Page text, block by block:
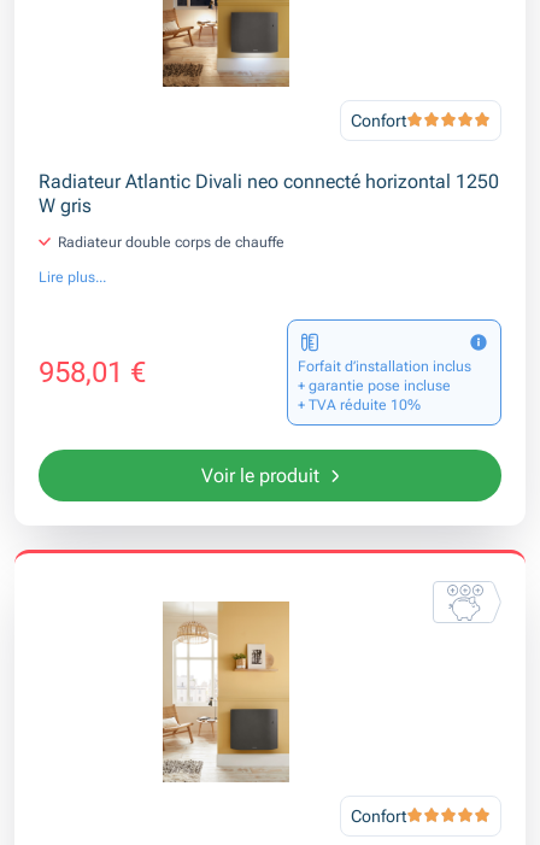
Confort
Radiateur Atlantic Divali neo connecté horizontal 1250
W gris
Radiateur double corps de chauffe
Lire plus...
958,01 €
Forfait d’installation inclus
+ garantie pose incluse
+ TVA réduite 10%
Voir le produit
Confort